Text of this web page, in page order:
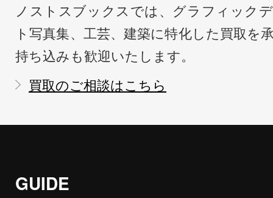
ノストスブックスでは、グラフィック
ト写真集、工芸、建築に特化した買取を
持ち込みも歓迎いたします。
買取のご相談はこちら
GUIDE